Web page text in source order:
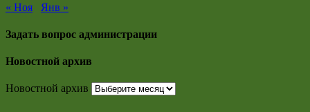
« Ноя
Янв »
Задать вопрос администрации
Новостной архив
Новостной архив